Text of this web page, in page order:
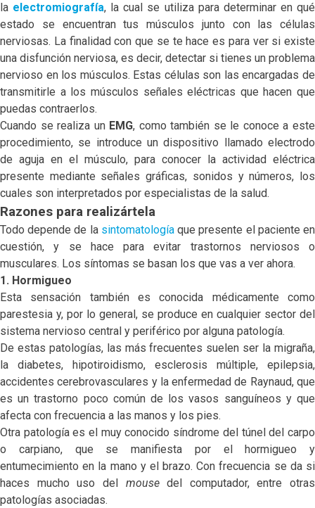
la electromiografía, la cual se utiliza para determinar en qué
estado se encuentran tus músculos junto con las células
nerviosas. La finalidad con que se te hace es para ver si existe
una disfunción nerviosa, es decir, detectar si tienes un problema
nervioso en los músculos. Estas células son las encargadas de
transmitirle a los músculos señales eléctricas que hacen que
puedas contraerlos.
Cuando se realiza un EMG, como también se le conoce a este
procedimiento, se introduce un dispositivo llamado electrodo
de aguja en el músculo, para conocer la actividad eléctrica
presente mediante señales gráficas, sonidos y números, los
cuales son interpretados por especialistas de la salud.
Razones para realizártela
Todo depende de la sintomatologíaque presente el paciente en
cuestión, y se hace para evitar trastornos nerviosos o
musculares. Los síntomas se basan los que vas a ver ahora.
1. Hormigueo
Esta sensación también es conocida médicamente como
parestesia y, por lo general, se produce en cualquier sector del
sistema nervioso central y periférico por alguna patología.
De estas patologías, las más frecuentes suelen ser la migraña,
la diabetes, hipotiroidismo, esclerosis múltiple, epilepsia,
accidentes cerebrovasculares y la enfermedad de Raynaud, que
es un trastorno poco común de los vasos sanguíneos y que
afecta con frecuencia a las manos y los pies.
Otra patología es el muy conocido síndrome del túnel del carpo
o carpiano, que se manifiesta por el hormigueo y
entumecimiento en la mano y el brazo. Con frecuencia se da si
haces mucho uso del mousedel computador, entre otras
patologías asociadas.